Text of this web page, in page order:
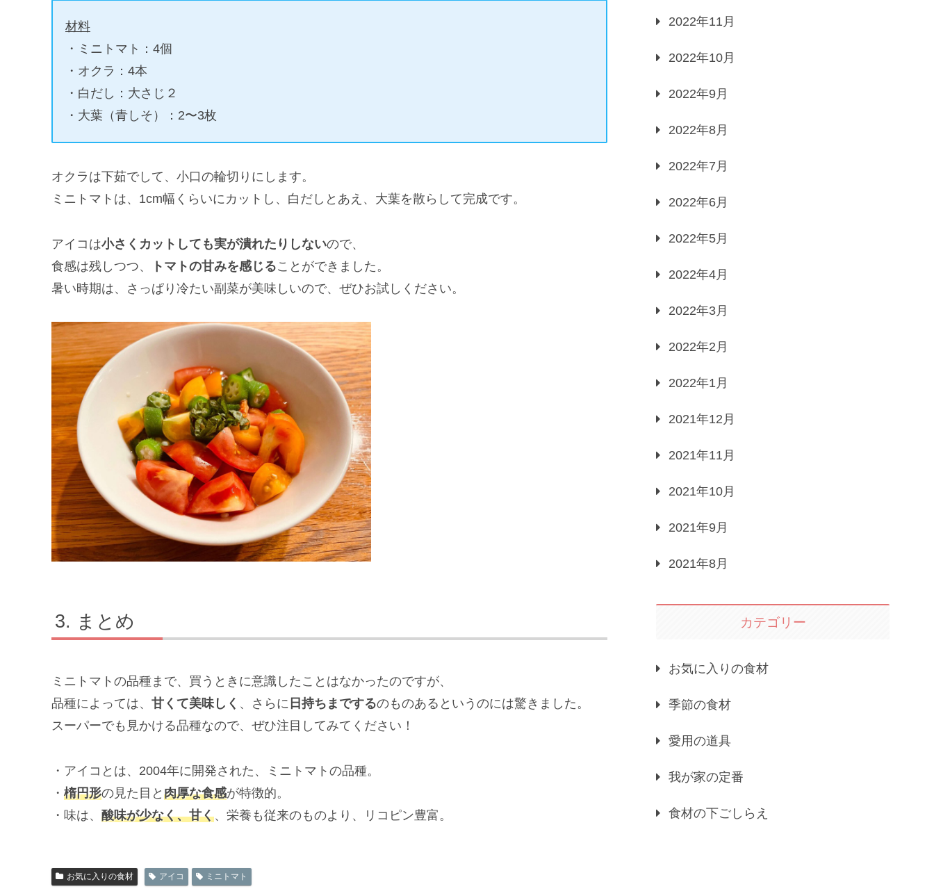
材料
・ミニトマト：4個
・オクラ：4本
・白だし：大さじ２
・大葉（青しそ）：2〜3枚
オクラは下茹でして、小口の輪切りにします。
ミニトマトは、1cm幅くらいにカットし、白だしとあえ、大葉を散らして完成です。
アイコは小さくカットしても実が潰れたりしないので、
食感は残しつつ、
トマトの甘みを感じることができました。
暑い時期は、さっぱり冷たい副菜が美味しいので、ぜひお試しください。
まとめ
ミニトマトの品種まで、買うときに意識したことはなかったのですが、
品種によっては、 甘くて美味しく 、さらに 日持ちまでするのものあるというのには驚きました。
スーパーでも見かける品種なので、ぜひ注目してみてください！
・アイコとは、2004年に開発された、ミニトマトの品種。
・ 楕円形の見た目と 肉厚な食感が特徴的。
・味は、 酸味が少なく、甘く、栄養も従来のものより、リコピン豊富。
お気に入りの食材 アイコ ミニトマト
2022年11月
2022年10月
2022年9月
2022年8月
2022年7月
2022年6月
2022年5月
2022年4月
2022年3月
2022年2月
2022年1月
2021年12月
2021年11月
2021年10月
2021年9月
2021年8月
カテゴリー
お気に入りの食材
季節の食材
愛用の道具
我が家の定番
食材の下ごしらえ